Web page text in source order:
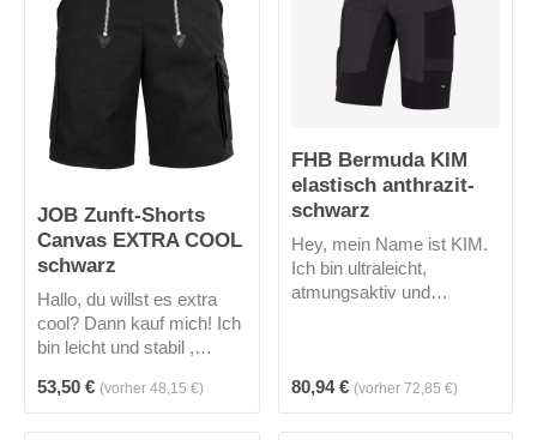
usw. Was brauchst du
noch?!Mich gibt es in 2
Farben.
Stifttasche und einer
Handytasche sowie links
noch einer Beintasche
stehe ich meinen Kollegen
mit langem Bein in nichts
JOB Zunft-Shorts
Canvas EXTRA COOL
schwarz
Hallo, du willst es extra
cool? Dann kauf mich! Ich
bin leicht und stabil ,
verstärkte Vordertaschen ,
2 Gesäßtaschen aus
Regulärer Preis:
53,50 € (vorher 48,15 €)
FHB Bermuda KIM
elastisch anthrazit-
schwarz
Hey, mein Name ist KIM.
Ich bin ultraleicht,
atmungsaktiv und
elastisch und
widerstandsfähig im
Gesäß-, Schritt- und
Regulärer Preis:
80,94 € (vorher 72,85 €)